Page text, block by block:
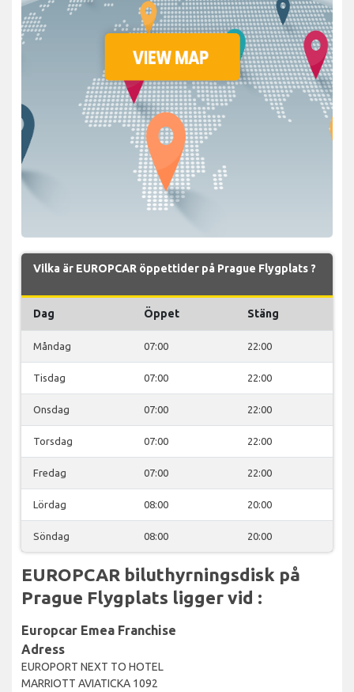
Vilka är EUROPCAR öppettider på Prague Flygplats ?
Dag Öppet Stäng
Måndag 07:00 22:00
Tisdag 07:00 22:00
Onsdag 07:00 22:00
Torsdag 07:00 22:00
Fredag 07:00 22:00
Lördag 08:00 20:00
Söndag 08:00 20:00
EUROPCAR biluthyrningsdisk på
Prague Flygplats ligger vid :
Europcar Emea Franchise
Adress
EUROPORT NEXT TO HOTEL
MARRIOTT AVIATICKA 1092